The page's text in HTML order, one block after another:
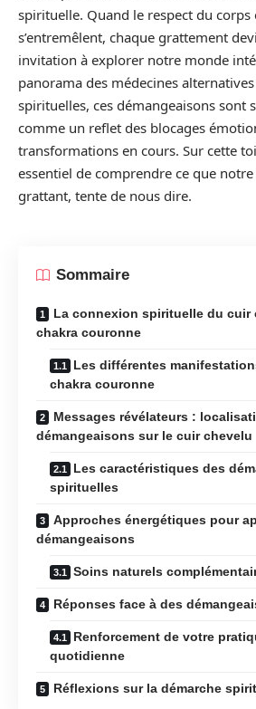
spirituelle. Quand le respect du corps
s’entremêlent, chaque grattement
invitation à explorer notre monde
panorama des médecines
spirituelles, ces démangeaisons sont
comme un reflet des blocages
transformations en cours. Sur cette
essentiel de comprendre ce que
grattant, tente de nous dire.
Sommaire
La connexion spirituelle du cuir
chakra couronne
Les différentes
chakra couronne
Messages révélateurs :
démangeaisons sur le cuir chevelu
Les caractéristiques des
spirituelles
Approches énergétiques pour
démangeaisons
Soins naturels
Réponses face à des
Renforcement de votre
quotidienne
Réflexions sur la démarche